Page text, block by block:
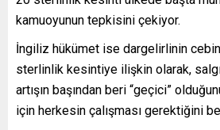
kamuoyunun tepkisini çekiyor.
İngiliz hükümet ise dargelirlinin
sterlinlik kesintiye ilişkin olarak,
artışın başından beri “geçici”
için herkesin çalışması gerektiğini